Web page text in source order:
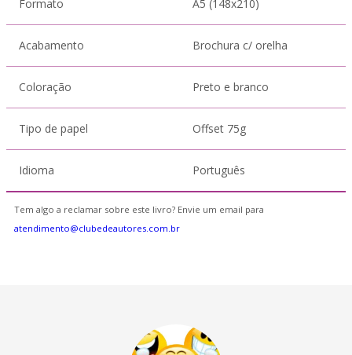
Formato A5 (148x210)
Acabamento Brochura c/ orelha
Coloração Preto e branco
Tipo de papel Offset 75g
Idioma Português
Tem algo a reclamar sobre este livro? Envie um email para
atendimento@clubedeautores.com.br